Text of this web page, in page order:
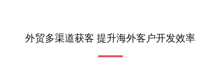
外贸多渠道获客 提升海外客户开发效率